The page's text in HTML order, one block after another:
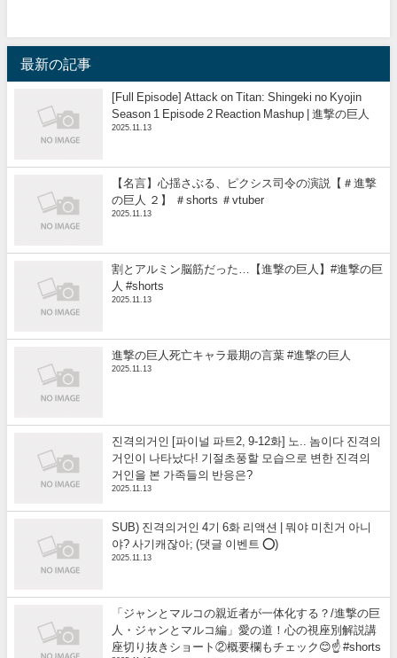
最新の記事
[Full Episode] Attack on Titan: Shingeki no Kyojin
Season 1 Episode 2 Reaction Mashup | 進撃の巨人
2025.11.13
【名言】心揺さぶる、ピクシス司令の演説【＃進撃
の巨人 ２】 ＃shorts ＃vtuber
2025.11.13
割とアルミン脳筋だった…【進撃の巨人】#進撃の巨
人 #shorts
2025.11.13
進撃の巨人死亡キャラ最期の言葉 #進撃の巨人
2025.11.13
진격의거인 [파이널 파트2, 9-12화] 노.. 놈이다 진격의
거인이 나타났다! 기절초풍할 모습으로 변한 진격의
거인을 본 가족들의 반응은?
2025.11.13
SUB) 진격의거인 4기 6화 리액션 | 뭐야 미친거 아니
야? 사기캐잖아; (댓글 이벤트 ⭕)
2025.11.13
「ジャンとマルコの親近者が一体化する？/進撃の巨
人・ジャンとマルコ編」愛の道！心の視座別解説講
座切り抜きショート②概要欄もチェック😊☝️ #shorts